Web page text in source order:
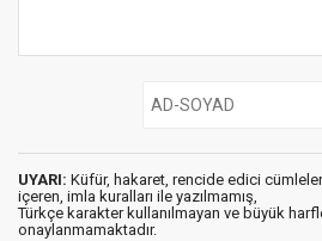
UYARI: Küfür, hakaret, rencide edici
içeren, imla kuralları ile yazılmamış,
Türkçe karakter kullanılmayan ve büyük
onaylanmamaktadır.